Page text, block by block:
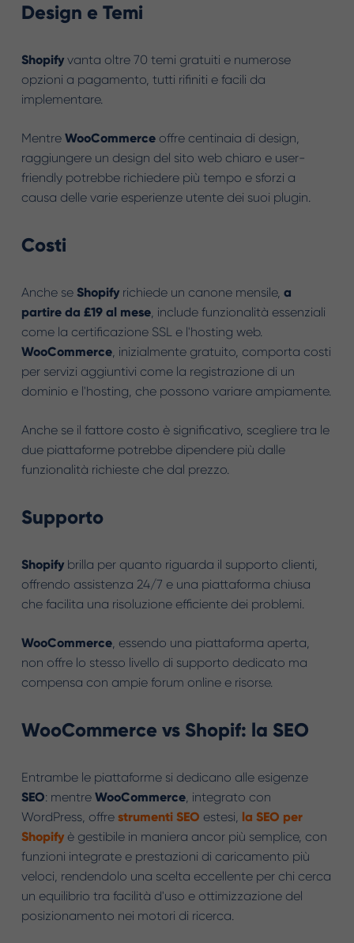
Design e Temi
Shopifyvanta oltre 70 temi gratuiti e numerose
opzioni a pagamento, tutti rifiniti e facili da
implementare.
Mentre WooCommerceoffre centinaia di design,
raggiungere un design del sito web chiaro e user-
friendly potrebbe richiedere più tempo e sforzi a
causa delle varie esperienze utente dei suoi plugin.
Costi
Anche se Shopifyrichiede un canone mensile, a
partire da £19 al mese, include funzionalità essenziali
come la certificazione SSL e l'hosting web.
WooCommerce, inizialmente gratuito, comporta costi
per servizi aggiuntivi come la registrazione di un
dominio e l'hosting, che possono variare ampiamente.
Anche se il fattore costo è significativo, scegliere tra le
due piattaforme potrebbe dipendere più dalle
funzionalità richieste che dal prezzo.
Supporto
Shopifybrilla per quanto riguarda il supporto clienti,
offrendo assistenza 24/7 e una piattaforma chiusa
che facilita una risoluzione efficiente dei problemi.
WooCommerce, essendo una piattaforma aperta,
non offre lo stesso livello di supporto dedicato ma
compensa con ampie forum online e risorse.
WooCommerce vs Shopif: la SEO
Entrambe le piattaforme si dedicano alle esigenze
SEO: mentre WooCommerce, integrato con
WordPress, offre strumenti SEO estesi, la SEO per
Shopifyè gestibile in maniera ancor più semplice, con
funzioni integrate e prestazioni di caricamento più
veloci, rendendolo una scelta eccellente per chi cerca
un equilibrio tra facilità d'uso e ottimizzazione del
posizionamento nei motori di ricerca.